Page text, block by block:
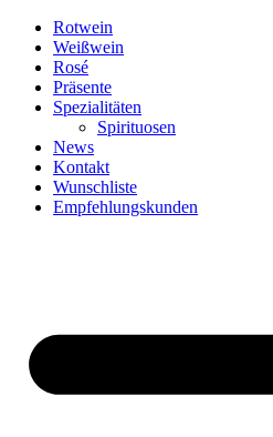
Zum
Inhalt
springen
Rotwein
Weißwein
Rosé
Präsente
Spezialitäten
Spirituosen
News
Kontakt
Wunschliste
Empfehlungskunden